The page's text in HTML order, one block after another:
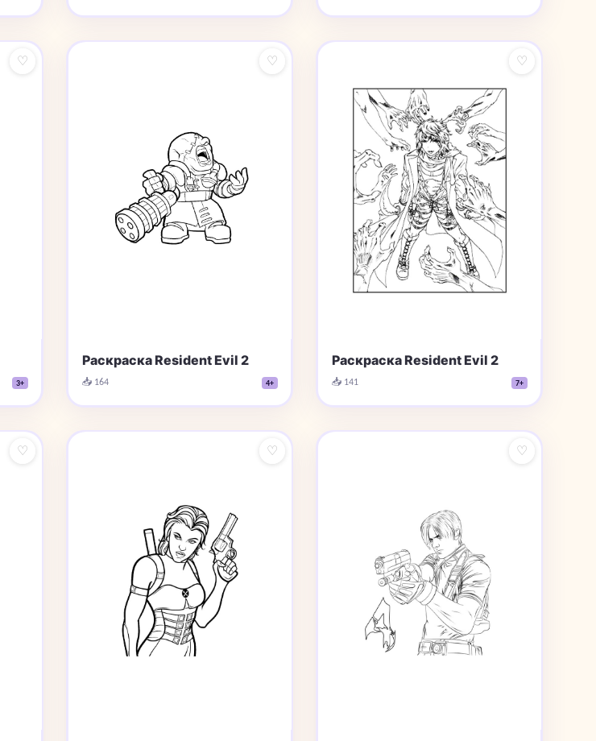
♡
3+
♡
Раскраска Resident Evil 2
📥 164 4+
♡
Раскраска Resident Evil 2
📥 141 7+
♡ ♡ ♡